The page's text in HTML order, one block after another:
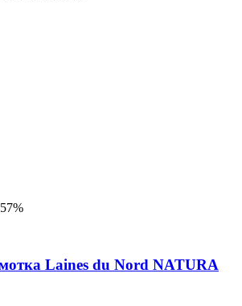
Laines du Nord NATURA